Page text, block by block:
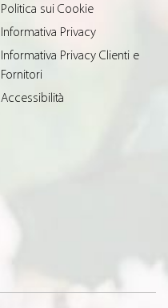
Politica sui Cookie
Informativa Privacy
Informativa Privacy Clienti e
Fornitori
Accessibilità